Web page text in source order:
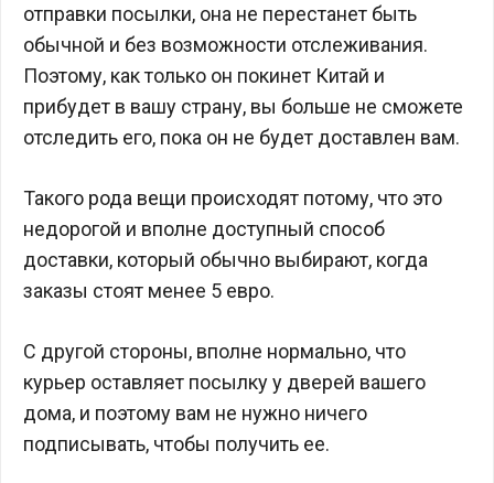
отправки посылки, она не перестанет быть
обычной и без возможности отслеживания.
Поэтому, как только он покинет Китай и
прибудет в вашу страну, вы больше не сможете
отследить его, пока он не будет доставлен вам.
Такого рода вещи происходят потому, что это
недорогой и вполне доступный способ
доставки, который обычно выбирают, когда
заказы стоят менее 5 евро.
С другой стороны, вполне нормально, что
курьер оставляет посылку у дверей вашего
дома, и поэтому вам не нужно ничего
подписывать, чтобы получить ее.